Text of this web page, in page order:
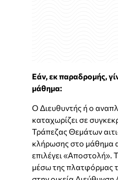
Εάν, εκ παραδρομής,
μάθημα:
Ο Διευθυντής ή ο
καταχωρίζει σε
Τράπεζας Θεμάτων
κλήρωσης στο μάθημα
επιλέγει «Αποστολή».
μέσω της πλατφόρμας